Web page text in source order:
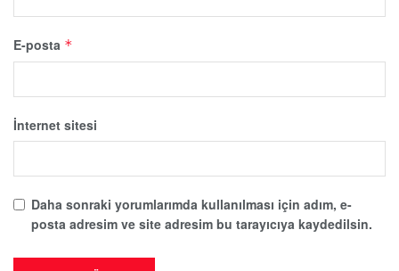
E-posta *
İnternet sitesi
Daha sonraki yorumlarımda kullanılması için adım, e-
posta adresim ve site adresim bu tarayıcıya kaydedilsin.